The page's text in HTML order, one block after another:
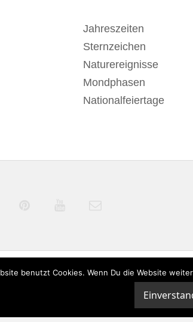
Jahreszeiten
Sternzeichen
Naturereignisse
Mondphasen
Nationalfeiertage
benutzt Cookies. Wenn Du die Website